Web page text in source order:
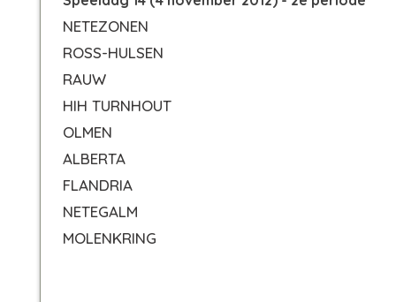
NETEZONEN
ROSS-HULSEN
RAUW
HIH TURNHOUT
OLMEN
ALBERTA
FLANDRIA
NETEGALM
MOLENKRING